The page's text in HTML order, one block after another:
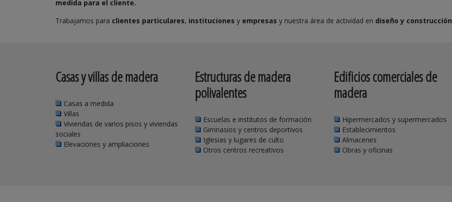
medida para el cliente.
Trabajamos para clientes particulares, instituciones y empresas y nuestra área de actividad en diseño y construcción
Casas y villas de madera
Casas a medida
Villas
Viviendas de varios pisos y viviendas
sociales
Elevaciones y ampliaciones
Estructuras de madera
polivalentes
Escuelas e institutos de formación
Gimnasios y centros deportivos
Iglesias y lugares de culto
Otros centros recreativos
Edificios comerciales de
madera
Hipermercados y supermercados
Establecimientos
Almacenes
Obras y oficinas